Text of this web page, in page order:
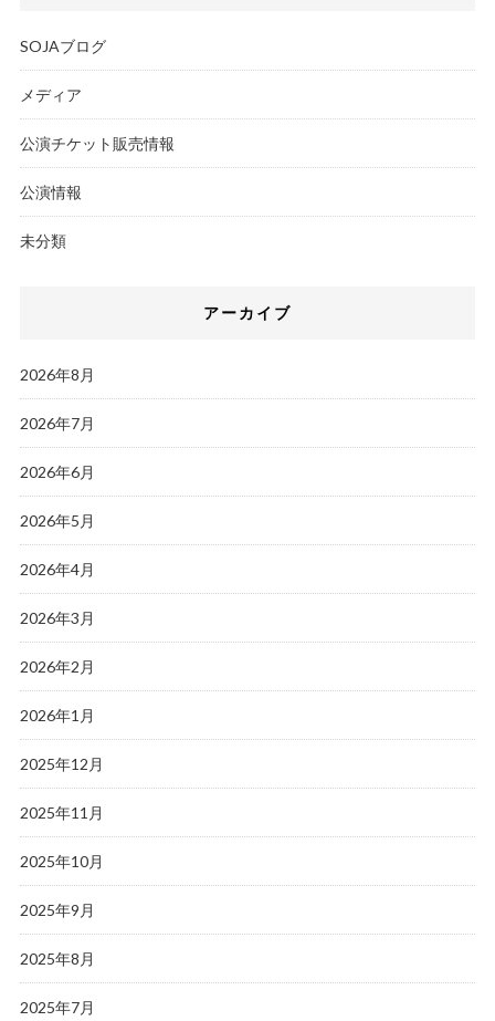
SOJAブログ
メディア
公演チケット販売情報
公演情報
未分類
アーカイブ
2026年8月
2026年7月
2026年6月
2026年5月
2026年4月
2026年3月
2026年2月
2026年1月
2025年12月
2025年11月
2025年10月
2025年9月
2025年8月
2025年7月